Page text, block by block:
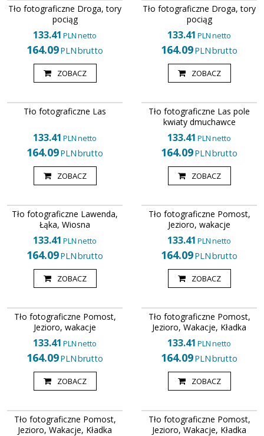
pociąg 158 x 300 cm, 158 x 400 cm
Tło fotograficzne Droga, tory
pociąg
133.41 PLNnetto
164.09PLNbrutto
ZOBACZ
pociąg 158 x 300 cm, 158 x 400 cm
Tło fotograficzne Droga, tory
pociąg
133.41 PLNnetto
164.09PLNbrutto
ZOBACZ
Tło fotograficzne LAS 158 x 300
cm, 158 x 400 cm
Tło fotograficzne Las
133.41 PLNnetto
164.09PLNbrutto
ZOBACZ
Tło fotograficzne LAS 158 x 300
cm, 158 x 400 cm
Tło fotograficzne Las pole
kwiaty dmuchawce
133.41 PLNnetto
164.09PLNbrutto
ZOBACZ
Tło fotograficzne LAS 158 x 300
cm, 158 x 400 cm
Tło fotograficzne Lawenda,
Łąka, Wiosna
133.41 PLNnetto
164.09PLNbrutto
ZOBACZ
Tło fotograficzne LAS 158 x 300
cm, 158 x 400 cm
Tło fotograficzne Pomost,
Jezioro, wakacje
133.41 PLNnetto
164.09PLNbrutto
ZOBACZ
Tło fotograficzne LAS 158 x 300
cm, 158 x 400 cm
Tło fotograficzne Pomost,
Jezioro, wakacje
133.41 PLNnetto
164.09PLNbrutto
ZOBACZ
Tło fotograficzne Pomost Jezioro
Kładka Krajobraz 158 x 300 cm,
158 x 400 cm
Tło fotograficzne Pomost,
Jezioro, Wakacje, Kładka
133.41 PLNnetto
164.09PLNbrutto
ZOBACZ
Tło fotograficzne Pomost Jezioro
Kładka Krajobraz 158 x 300 cm,
158 x 400 cm
Tło fotograficzne Pomost,
Jezioro, Wakacje, Kładka
Tło fotograficzne Pomost Jezioro
Kładka Krajobraz 158 x 300 cm,
158 x 400 cm
Tło fotograficzne Pomost,
Jezioro, Wakacje, Kładka